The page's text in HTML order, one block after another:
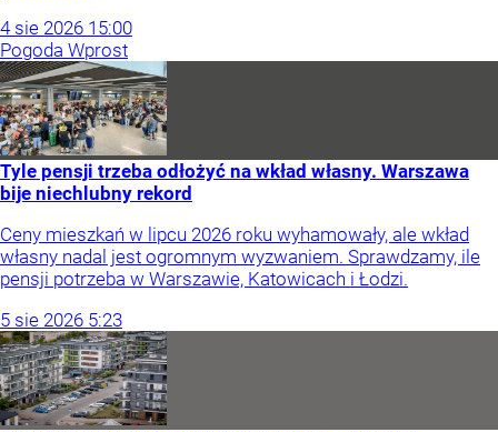
4 sie 2026 15:00
Pogoda Wprost
Tyle pensji trzeba odłożyć na wkład własny. Warszawa
bije niechlubny rekord
Ceny mieszkań w lipcu 2026 roku wyhamowały, ale wkład
własny nadal jest ogromnym wyzwaniem. Sprawdzamy, ile
pensji potrzeba w Warszawie, Katowicach i Łodzi.
5 sie 2026 5:23